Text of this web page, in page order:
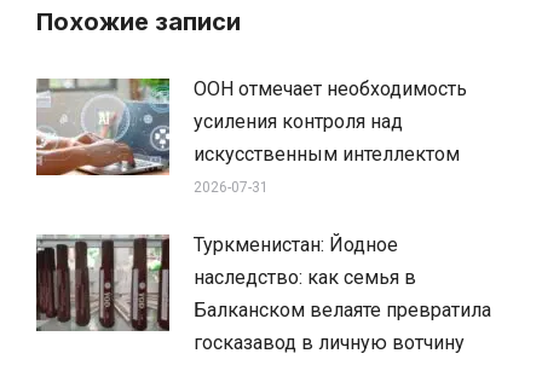
Похожие записи
ООН отмечает необходимость
усиления контроля над
искусственным интеллектом
2026-07-31
Туркменистан: Йодное
наследство: как семья в
Балканском велаяте превратила
госказавод в личную вотчину